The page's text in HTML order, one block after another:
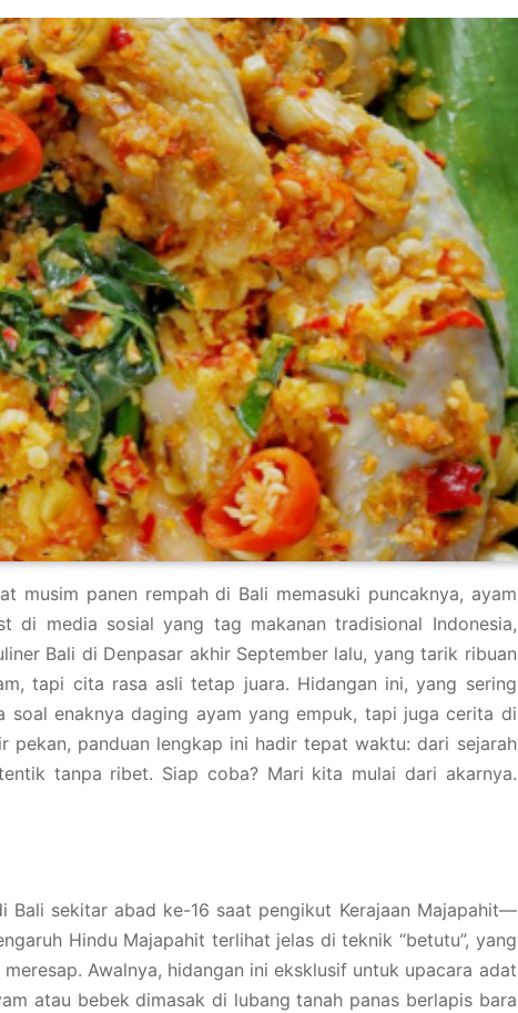
musim panen rempah di Bali memasuki puncaknya, ayam
media sosial yang tag makanan tradisional Indonesia,
Bali di Denpasar akhir September lalu, yang tarik ribuan
tapi cita rasa asli tetap juara. Hidangan ini, yang sering
soal enaknya daging ayam yang empuk, tapi juga cerita di
panduan lengkap ini hadir tepat waktu: dari sejarah
tanpa ribet. Siap coba? Mari kita mulai dari akarnya.
sekitar abad ke-16 saat pengikut Kerajaan Majapahit—
Hindu Majapahit terlihat jelas di teknik “betutu”, yang
Awalnya, hidangan ini eksklusif untuk upacara adat
atau bebek dimasak di lubang tanah panas berlapis bara